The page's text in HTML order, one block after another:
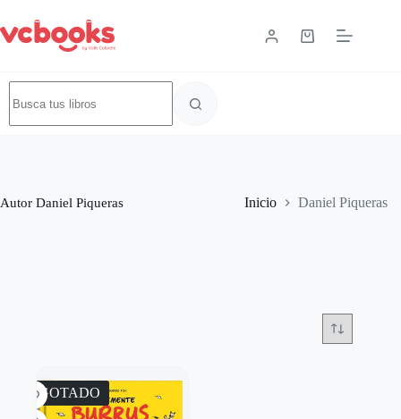
Autor Daniel Piqueras Inicio Daniel Piqueras
AGOTADO